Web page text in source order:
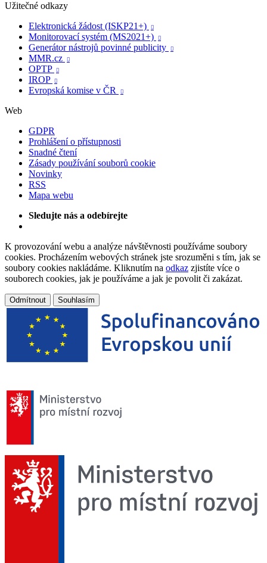
Užitečné odkazy
Elektronická žádost (ISKP21+)

Monitorovací systém (MS2021+) 
Generátor nástrojů povinné publicity 
MMR.cz 
OPTP 
IROP 
Evropská komise v ČR 
Web
GDPR
Prohlášení o přístupnosti
Snadné čtení
Zásady používání souborů cookie
Novinky
RSS
Mapa webu
Sledujte nás a odebírejte
K provozování webu a analýze návštěvnosti používáme soubory
cookies. Procházením webových stránek jste srozuměni s tím, jak se
soubory cookies nakládáme. Kliknutím na odkaz zjistíte více o
souborech cookies, jak je používáme a jak je povolit či zakázat.
Odmítnout Souhlasím